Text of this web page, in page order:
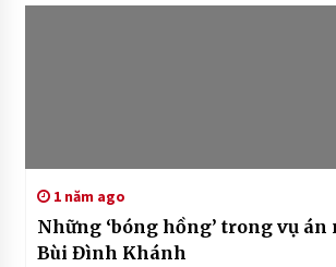
1 năm ago
Những ‘bóng hồng’ trong vụ án
Bùi Đình Khánh